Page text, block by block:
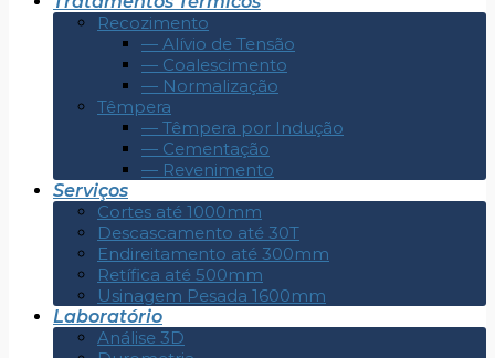
Recozimento
— Alívio de Tensão
— Coalescimento
— Normalização
Têmpera
— Têmpera por Indução
— Cementação
— Revenimento
Serviços
Cortes até 1000mm
Descascamento até 30T
Endireitamento até 300mm
Retífica até 500mm
Usinagem Pesada 1600mm
Laboratório
Análise 3D